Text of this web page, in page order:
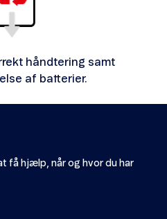
håndtering samt
af batterier.
få hjælp, når og hvor du har